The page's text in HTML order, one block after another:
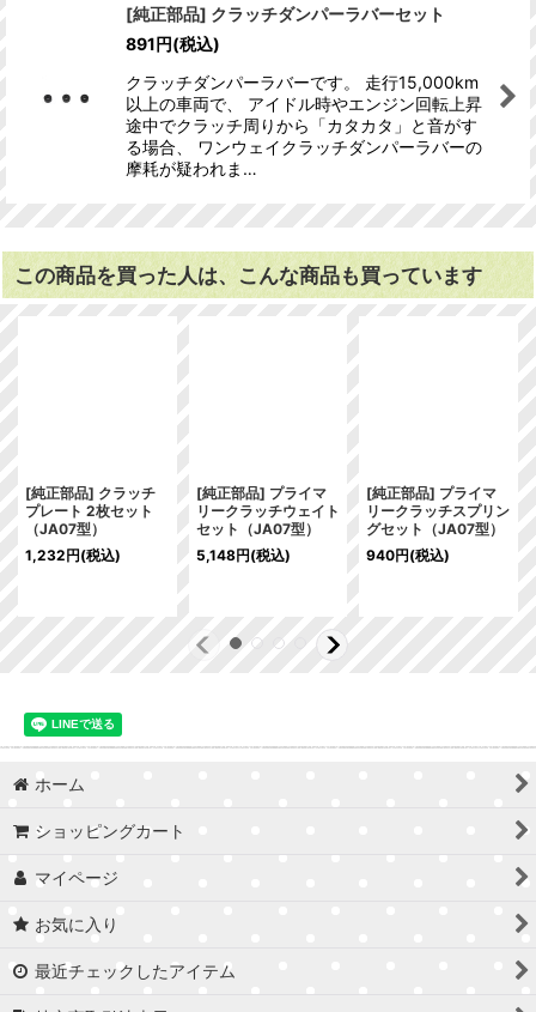
[純正部品] クラッチダンパーラバーセット
891円(税込)
クラッチダンパーラバーです。 走行15,000km
以上の車両で、 アイドル時やエンジン回転上昇
途中でクラッチ周りから「カタカタ」と音がす
る場合、 ワンウェイクラッチダンパーラバーの
摩耗が疑われま…
この商品を買った人は、こんな商品も買っています
[純正部品] クラッチ
プレート 2枚セット
（JA07型）
1,232円(税込)
[純正部品] プライマ
リークラッチウェイト
セット（JA07型）
5,148円(税込)
[純正部品] プライマ
リークラッチスプリン
グセット（JA07型）
940円(税込)
ホーム
ショッピングカート
マイページ
お気に入り
最近チェックしたアイテム